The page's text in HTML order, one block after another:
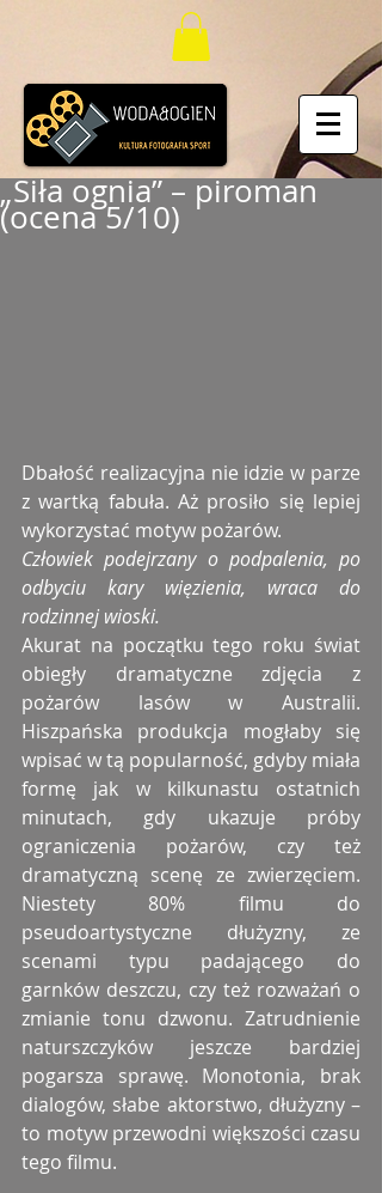
„Siła ognia” – piroman
(ocena 5/10)
Dbałość realizacyjna nie idzie w parze
z wartką fabuła. Aż prosiło się lepiej
wykorzystać motyw pożarów.
Człowiek podejrzany o podpalenia, po
odbyciu kary więzienia, wraca do
rodzinnej wioski.
Akurat na początku tego roku świat
obiegły dramatyczne zdjęcia z
pożarów lasów w Australii.
Hiszpańska produkcja mogłaby się
wpisać w tą popularność, gdyby miała
formę jak w kilkunastu ostatnich
minutach, gdy ukazuje próby
ograniczenia pożarów, czy też
dramatyczną scenę ze zwierzęciem.
Niestety 80% filmu do
pseudoartystyczne dłużyzny, ze
scenami typu padającego do
garnków deszczu, czy też rozważań o
zmianie tonu dzwonu. Zatrudnienie
naturszczyków jeszcze bardziej
pogarsza sprawę. Monotonia, brak
dialogów, słabe aktorstwo, dłużyzny –
to motyw przewodni większości czasu
tego filmu.